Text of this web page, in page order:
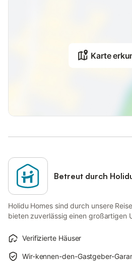
Karte
Betreut durch
Holidu Homes sind durch unsere
bieten zuverlässig einen großartigen
Verifizierte Häuser
Wir-kennen-den-Gastgeber-